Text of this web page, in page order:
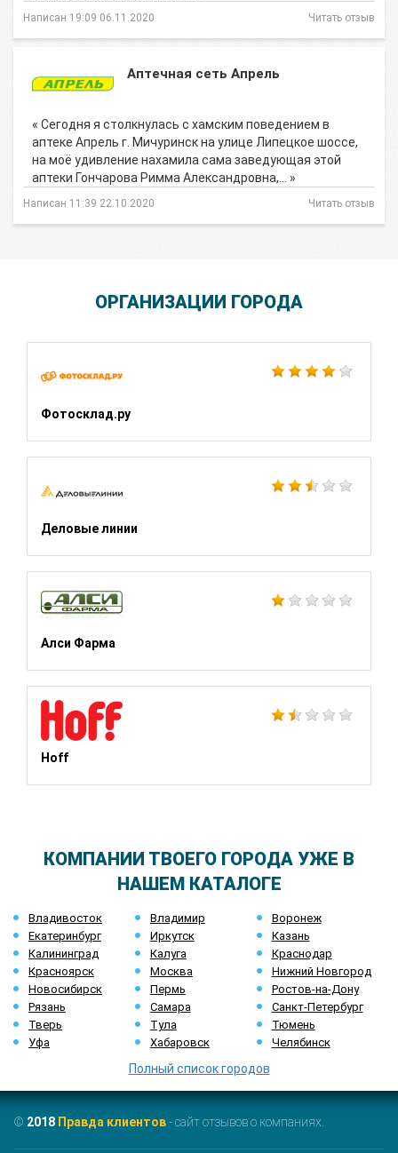
Написан 19:09 06.11.2020 Читать отзыв
Аптечная сеть Апрель
« Сегодня я столкнулась с хамским поведением в
аптеке Апрель г. Мичуринск на улице Липецкое шоссе,
на моё удивление нахамила сама заведующая этой
аптеки Гончарова Римма Александровна,… »
Написан 11:39 22.10.2020 Читать отзыв
ОРГАНИЗАЦИИ ГОРОДА
Фотосклад.ру
Деловые линии
Алси Фарма
Hoff
КОМПАНИИ ТВОЕГО ГОРОДА УЖЕ В
НАШЕМ КАТАЛОГЕ
Владивосток Владимир
Воронеж
Екатеринбург
Иркутск
Казань
Калининград
Калуга
Краснодар
Красноярск
Москва
Нижний Новгород
Новосибирск
Пермь
Ростов-на-Дону
Рязань
Самара
Санкт-Петербург
Тверь
Тула
Тюмень
Уфа
Хабаровск Челябинск
Полный список городов
© 2018 Правда клиентов- сайт отзывов о компаниях.